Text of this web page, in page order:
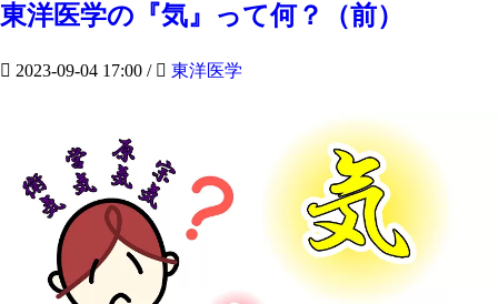
東洋医学の『気』って何？（前）
2023-09-04 17:00 / 東洋医学